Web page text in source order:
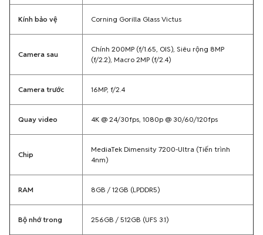
Kính bảo vệ Corning Gorilla Glass Victus
Camera sau
Chính 200MP (f/1.65, OIS), Siêu rộng 8MP
(f/2.2), Macro 2MP (f/2.4)
Camera trước 16MP, f/2.4
Quay video 4K @ 24/30fps, 1080p @ 30/60/120fps
Chip
MediaTek Dimensity 7200-Ultra (Tiến trình
4nm)
RAM 8GB / 12GB (LPDDR5)
Bộ nhớ trong 256GB / 512GB (UFS 3.1)